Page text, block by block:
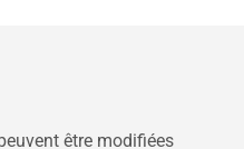
être modifiées